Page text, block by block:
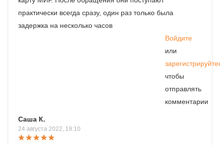
практически всегда сразу, один раз только была
задержка на несколько часов
Войдите
или
чтобы
отправлять
комментарии
Саша К.
24 августа 2022, 19:10